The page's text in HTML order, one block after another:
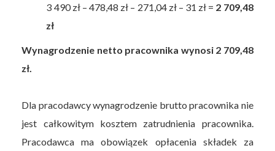
3 490 zł – 478,48 zł – 271,04 zł – 31 zł = 2 709,48
zł
Wynagrodzenie netto pracownika wynosi 2 709,48
zł.
Dla pracodawcy wynagrodzenie brutto pracownika nie
jest całkowitym kosztem zatrudnienia pracownika.
Pracodawca ma obowiązek opłacenia składek za